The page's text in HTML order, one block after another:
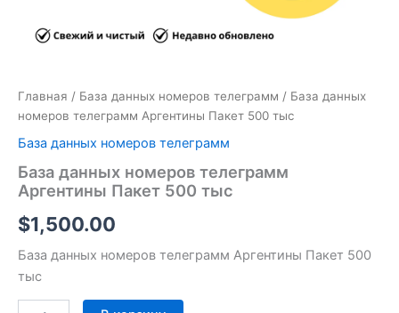
Главная / База данных номеров телеграмм / База данных
номеров телеграмм Аргентины Пакет 500 тыс
База данных номеров телеграмм
База данных номеров телеграмм
Аргентины Пакет 500 тыс
$1,500.00
База данных номеров телеграмм Аргентины Пакет 500
тыс